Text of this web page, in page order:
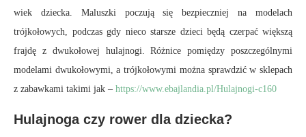
wiek dziecka. Maluszki poczują się bezpieczniej na modelach
trójkołowych, podczas gdy nieco starsze dzieci będą czerpać większą
frajdę z dwukołowej hulajnogi. Różnice pomiędzy poszczególnymi
modelami dwukołowymi, a trójkołowymi można sprawdzić w sklepach
z zabawkami takimi jak – https://www.ebajlandia.pl/Hulajnogi-c160
Hulajnoga czy rower dla dziecka?